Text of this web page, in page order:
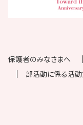
保護者のみなさまへ
部活動に係る活動